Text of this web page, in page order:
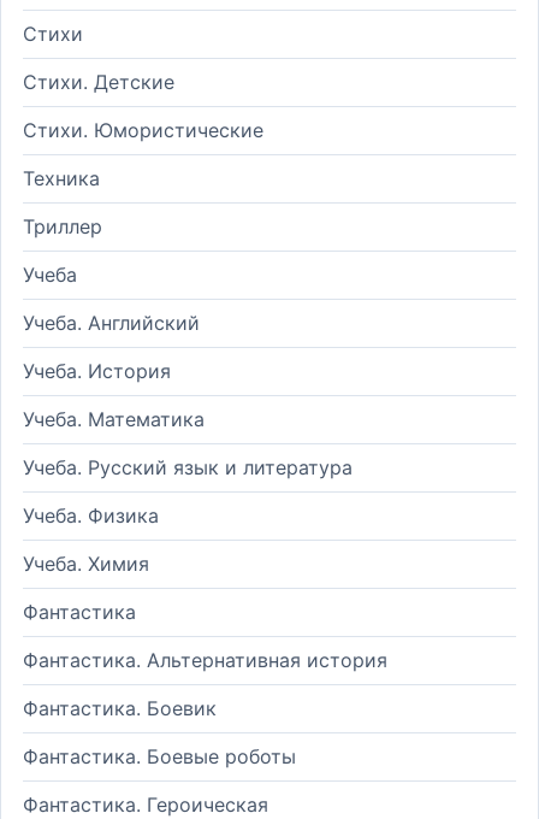
Стихи
Стихи. Детские
Стихи. Юмористические
Техника
Триллер
Учеба
Учеба. Английский
Учеба. История
Учеба. Математика
Учеба. Русский язык и литература
Учеба. Физика
Учеба. Химия
Фантастика
Фантастика. Альтернативная история
Фантастика. Боевик
Фантастика. Боевые роботы
Фантастика. Героическая